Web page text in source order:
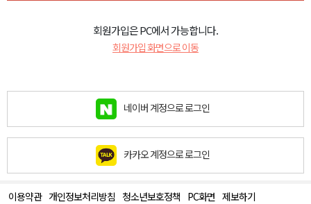
회원가입은 PC에서 가능합니다.
회원가입 화면으로 이동
네이버 계정으로 로그인
카카오 계정으로 로그인
이용약관 개인정보처리방침 청소년보호정책 PC화면 제보하기